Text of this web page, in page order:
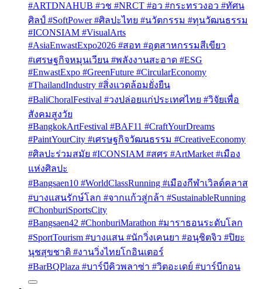
#ARTDNAHUB #วช #NRCT #อว #กระทรวงอว #ทัศน
ศิลป์ #SoftPower #ศิลปะไทย #นวัตกรรม #ทุนวัฒนธรรม
#ICONSIAM #VisualArts
#AsiaEnwastExpo2026 #สอท #อุตสาหกรรมสีเขียว
#เศรษฐกิจหมุนเวียน #พลังงานสะอาด #ESG
#EnwastExpo #GreenFuture #CircularEconomy
#ThailandIndustry #สิ่งแวดล้อมยั่งยืน
#BaliChoralFestival #วงปล่อยแก่ประเทศไทย #วิจัยเพื่อ
สังคมสูงวัย
#BangkokArtFestival #BAF11 #CraftYourDreams
#PaintYourCity #เศรษฐกิจวัฒนธรรม #CreativeEconomy
#ศิลปะร่วมสมัย #ICONSIAM #สศร #ArtMarket #เมือง
แห่งศิลปะ
#Bangsaen10 #WorldClassRunning #เมืองกีฬาเวิลด์คลาส
#บางแสนรักษ์โลก #จากแก้วสู่กล้า #SustainableRunning
#ChonburiSportsCity
#Bangsaen42 #ChonburiMarathon #มาราธอนระดับโลก
#SportTourism #บางแสน #นักวิ่งเคนยา #อนุชิตจิว #ปิยะ
นุชสุขชาติ #งานวิ่งไทยโกอินเตอร์
#BarBQPlaza #บาร์บีคิวพลาซ่า #วิตอะเดย์ #บาร์บีกอน